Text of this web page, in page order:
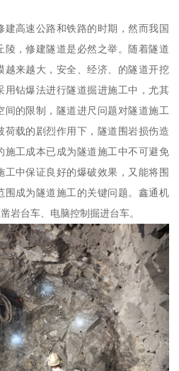
高速公路和铁路的时期，然而我国
陵，修建隧道是必然之举。随着隧道
越来越大，安全、经济、的隧道开挖
用钻爆法进行隧道掘进施工中，尤其
间的限制，隧道进尺问题对隧道施工
荷载的剧烈作用下，隧道围岩损伤造
施工成本已成为隧道施工中不可避免
工中保证良好的爆破效果，又能将围
围成为隧道施工的关键问题。鑫通机
岩台车、电脑控制掘进台车。